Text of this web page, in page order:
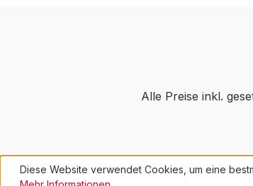
Alle Preise inkl.
Diese Website verwendet Cookies, um eine